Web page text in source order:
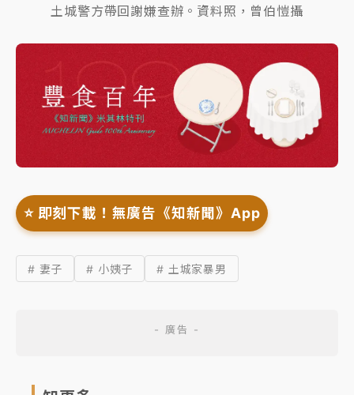
土城警方帶回謝嫌查辦。資料照，曾伯愷攝
⭐️ 即刻下載！無廣告《知新聞》App
# 妻子 # 小姨子 # 土城家暴男